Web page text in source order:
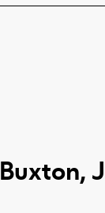
Buxton,